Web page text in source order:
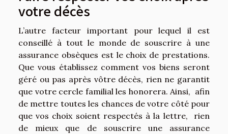
votre décès
L’autre facteur important pour lequel il est
conseillé à tout le monde de souscrire à une
assurance obsèques est le choix de prestations.
Que vous établissez comment vos biens seront
géré ou pas après vôtre décès, rien ne garantit
que votre cercle familial les honorera. Ainsi, afin
de mettre toutes les chances de votre côté pour
que vos choix soient respectés à la lettre, rien
de mieux que de souscrire une assurance